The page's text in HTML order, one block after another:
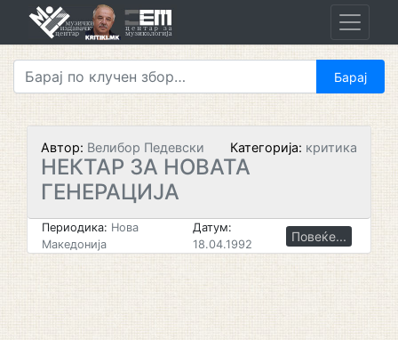
Автор: Велибор Педевски Категорија: критика
НЕКТАР ЗА НОВАТА
ГЕНЕРАЦИЈА
Периодика: Нова
Македонија
Датум:
18.04.1992
Повеќе...